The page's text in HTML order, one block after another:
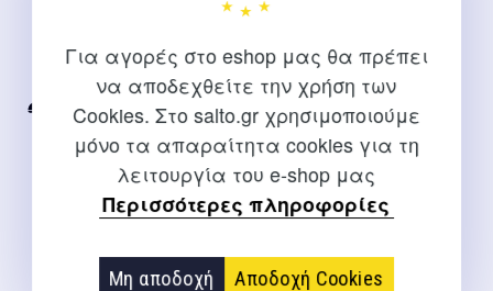
Για αγορές στο eshop μας θα πρέπει
να αποδεχθείτε την χρήση των
Cookies. Στο salto.gr χρησιμοποιούμε
μόνο τα απαραίτητα cookies για τη
λειτουργία του e-shop μας
Περισσότερες πληροφορίες
Μη αποδοχή Αποδοχή Cookies
Για διευκρινίσεις και υποστήριξη παραγγελιών μέσω του
2310 267108
info@salto.gr
Αγγελάκη 21, Θεσσαλονίκη